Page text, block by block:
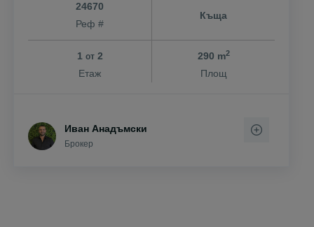
24670
Реф #
Къща
1 от2
Етаж
290 m2
Площ
Иван Анадъмски
Брокер